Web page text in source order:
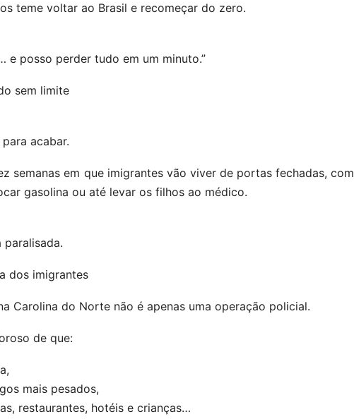
teme voltar ao Brasil e recomeçar do zero.
e posso perder tudo em um minuto.”
sem limite
acabar.
semanas em que imigrantes vão viver de portas fechadas, com
gasolina ou até levar os filhos ao médico.
paralisada.
dos imigrantes
Carolina do Norte não é apenas uma operação policial.
de que:
mais pesados,
restaurantes, hotéis e crianças…